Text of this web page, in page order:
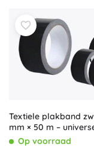
Textiele plakband
mm × 50 m –
extra sterk
Op voorraad